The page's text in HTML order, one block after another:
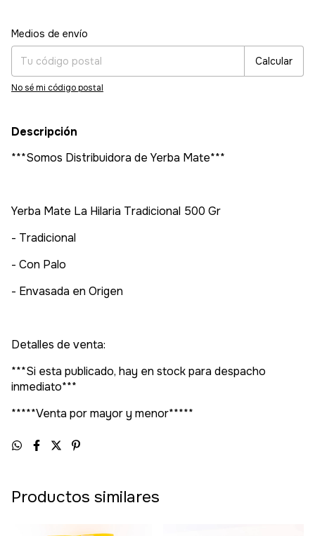
Entregas para el CP:
Medios de envío
Calcular
No sé mi código postal
Descripción
***Somos Distribuidora de Yerba Mate***
Yerba Mate La Hilaria Tradicional 500 Gr
- Tradicional
- Con Palo
- Envasada en Origen
Detalles de venta:
***Si esta publicado, hay en stock para despacho
inmediato***
*****Venta por mayor y menor*****
Productos similares